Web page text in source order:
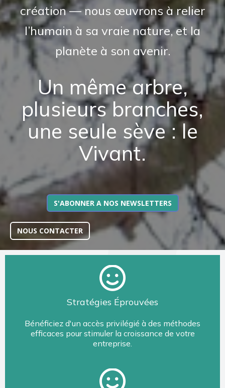
création — nous œuvrons à relier
l’humain à sa vraie nature, et la
planète à son avenir.
Un même arbre,
plusieurs branches,
une seule sève : le
Vivant.
S'ABONNER A NOS NEWSLETTERS
NOUS CONTACTER
Stratégies Éprouvées
Bénéficiez d'un accès privilégié à des méthodes
efficaces pour stimuler la croissance de votre
entreprise.